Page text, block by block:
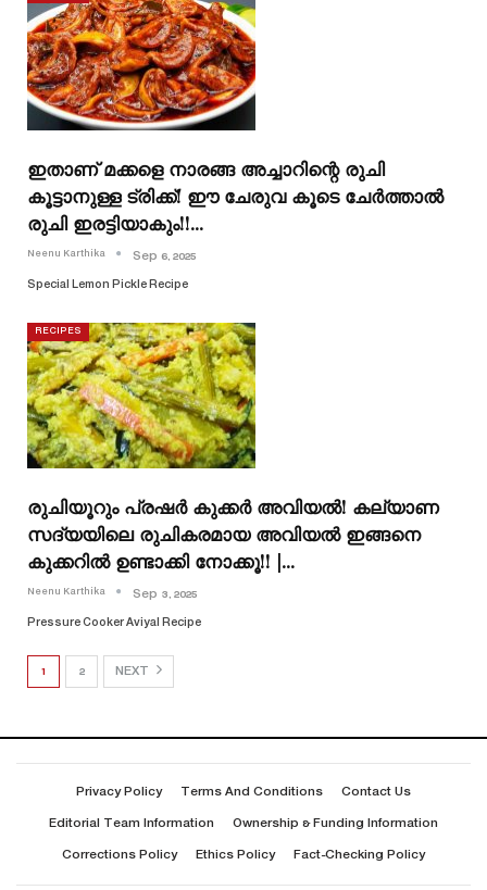
ഇതാണ് മക്കളെ നാരങ്ങ അച്ചാറിന്റെ രുചി
കൂട്ടാനുള്ള ട്രിക്ക്! ഈ ചേരുവ കൂടെ ചേർത്താൽ
രുചി ഇരട്ടിയാകും!!…
Neenu Karthika Sep 6, 2025
Special Lemon Pickle Recipe
RECIPES
രുചിയൂറും പ്രഷർ കുക്കർ അവിയല്‍! കല്യാണ
സദ്യയിലെ രുചികരമായ അവിയൽ ഇങ്ങനെ
കുക്കറിൽ ഉണ്ടാക്കി നോക്കൂ!! |…
Neenu Karthika Sep 3, 2025
Pressure Cooker Aviyal Recipe
1 2 NEXT
Privacy Policy Terms And Conditions Contact Us
Editorial Team Information Ownership & Funding Information
Corrections Policy Ethics Policy Fact-Checking Policy